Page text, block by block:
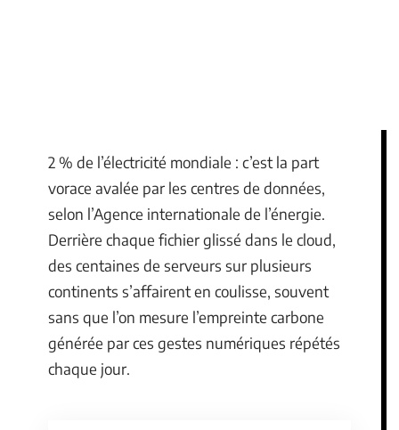
2 % de l’électricité mondiale : c’est la part
vorace avalée par les centres de données,
selon l’Agence internationale de l’énergie.
Derrière chaque fichier glissé dans le cloud,
des centaines de serveurs sur plusieurs
continents s’affairent en coulisse, souvent
sans que l’on mesure l’empreinte carbone
générée par ces gestes numériques répétés
chaque jour.